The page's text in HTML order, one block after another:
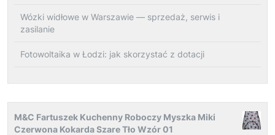
Wózki widłowe w Warszawie — sprzedaż, serwis i
zasilanie
Fotowoltaika w Łodzi: jak skorzystać z dotacji
M&C Fartuszek Kuchenny Roboczy Myszka Miki
Czerwona Kokarda Szare Tło Wzór 01